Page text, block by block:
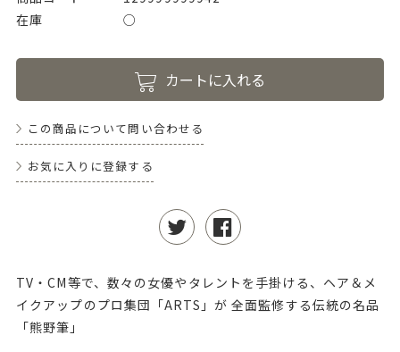
在庫
○
カートに入れる
この商品について問い合わせる
お気に入りに登録する
TV・CM等で、数々の女優やタレントを手掛ける、ヘア＆メ
イクアップのプロ集団「ARTS」が 全面監修する伝統の名品
「熊野筆」